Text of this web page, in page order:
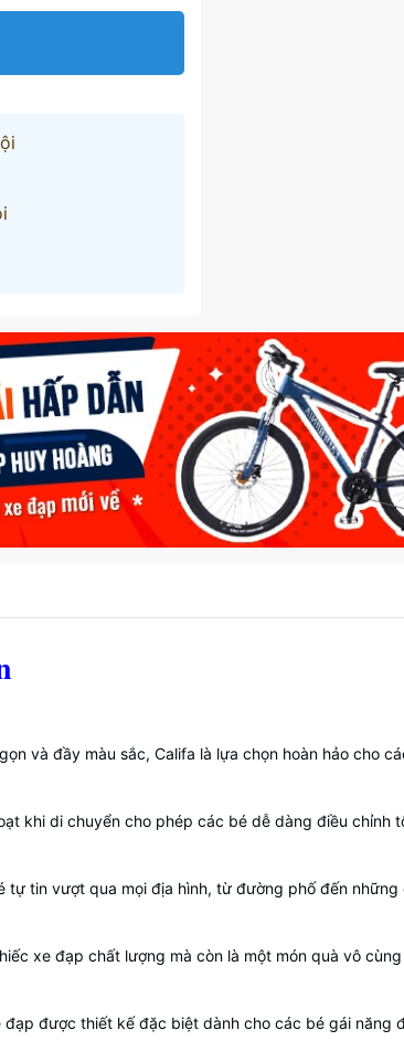
và đầy màu sắc, Califa là lựa chọn hoàn hảo cho
khi di chuyển cho phép các bé dễ dàng điều chỉnh
tin vượt qua mọi địa hình, từ đường phố đến những
xe đạp chất lượng mà còn là một món quà vô
được thiết kế đặc biệt dành cho các bé gái năng